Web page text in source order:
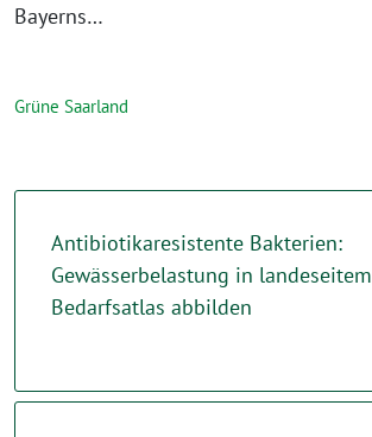
Bayerns…
Grüne Saarland
Antibiotikaresistente Bakterien:
Gewässerbelastung in landeseitem
Bedarfsatlas abbilden